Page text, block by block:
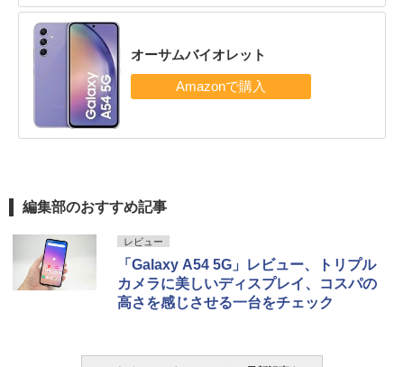
オーサムバイオレット
編集部のおすすめ記事
レビュー
「Galaxy A54 5G」レビュー、トリプル
カメラに美しいディスプレイ、コスパの
高さを感じさせる一台をチェック